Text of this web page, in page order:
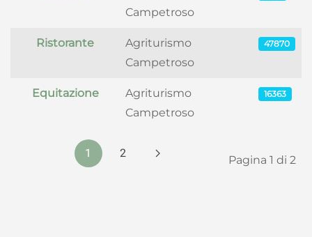
Campetroso
Ristorante
Agriturismo
Campetroso
47870
Equitazione
Agriturismo
Campetroso
16363
Pagina 1 di 2
1 2